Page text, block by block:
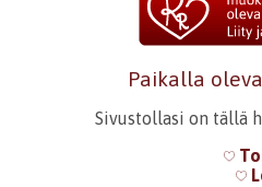
Paikalla
Sivustollasi on tällä